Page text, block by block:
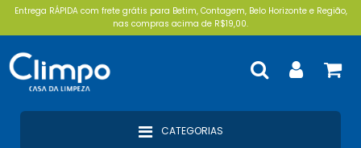
Entrega RÁPIDA com frete grátis para Betim, Contagem, Belo Horizonte e Região,
nas compras acima de R$19,00.
CATEGORIAS